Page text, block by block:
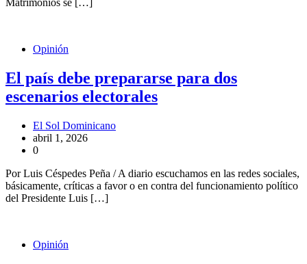
Matrimonios se […]
Opinión
El país debe prepararse para dos
escenarios electorales
El Sol Dominicano
abril 1, 2026
0
Por Luis Céspedes Peña / A diario escuchamos en las redes sociales,
básicamente, críticas a favor o en contra del funcionamiento político
del Presidente Luis […]
Opinión